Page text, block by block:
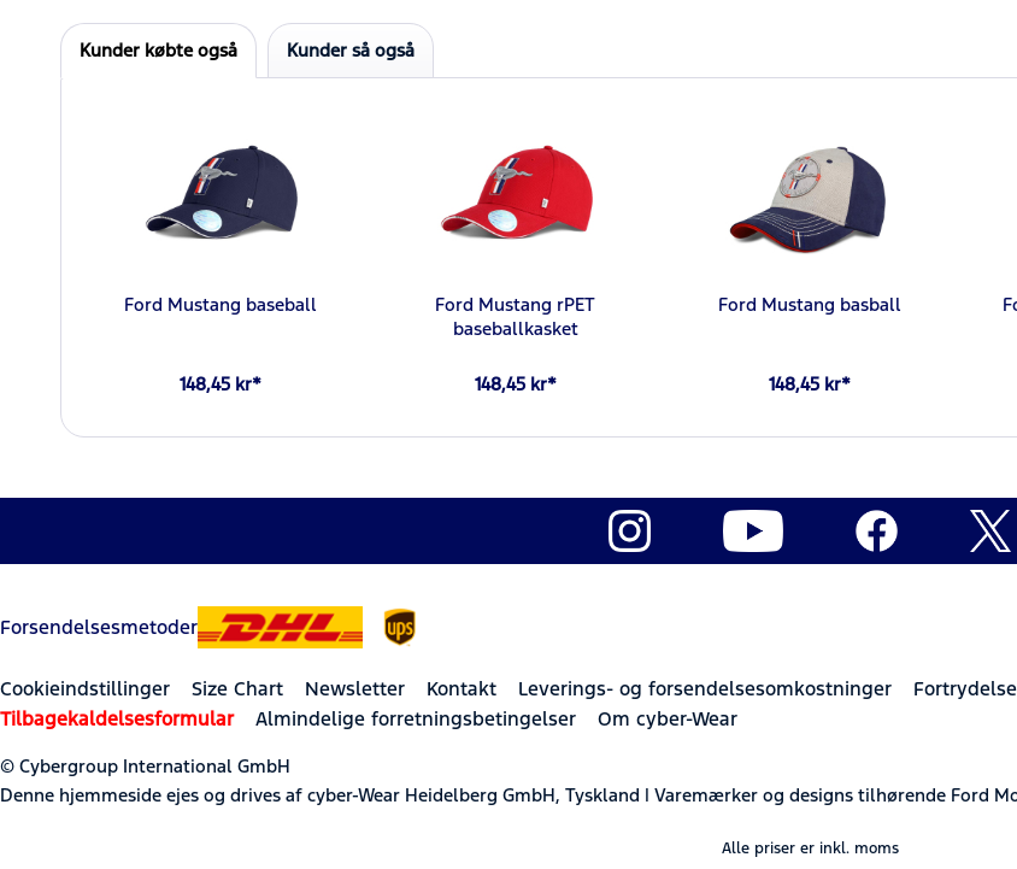
Kunder købte også Kunder så også
Ford Mustang baseball
148,45 kr*
Ford Mustang rPET
baseballkasket
148,45 kr*
Ford Mustang basball
148,45 kr*
Forsendelsesmetoder
Cookieindstillinger Size Chart Newsletter Kontakt Leverings- og forsendelsesomkostninger
Tilbagekaldelsesformular
Almindelige forretningsbetingelser Om cyber-Wear
© Cybergroup International GmbH
Denne hjemmeside ejes og drives af cyber-Wear Heidelberg GmbH, Tyskland | Varemærker og designs tilhørende Ford
Alle priser er inkl. moms